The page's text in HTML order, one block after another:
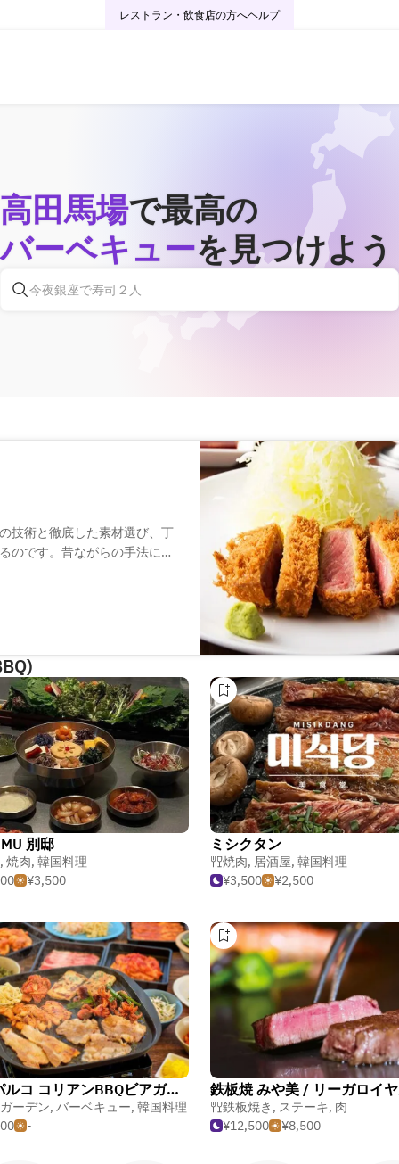
レストラン・飲食店の方へヘルプ
高田馬場で最高の
バーベキューを見つけよう
技術と徹底した素材選び、丁
のです。昔ながらの手法に、
別邸
, 焼肉, 韓国料理
¥3,500
ミシクタン
焼肉, 居酒屋, 韓国料理
¥3,500
¥2,500
池袋パルコ コリアンBBQビアガーデン
ーデン, バーベキュー, 韓国料理
-
鉄板焼き , ステーキ, 肉
¥12,500
¥8,500